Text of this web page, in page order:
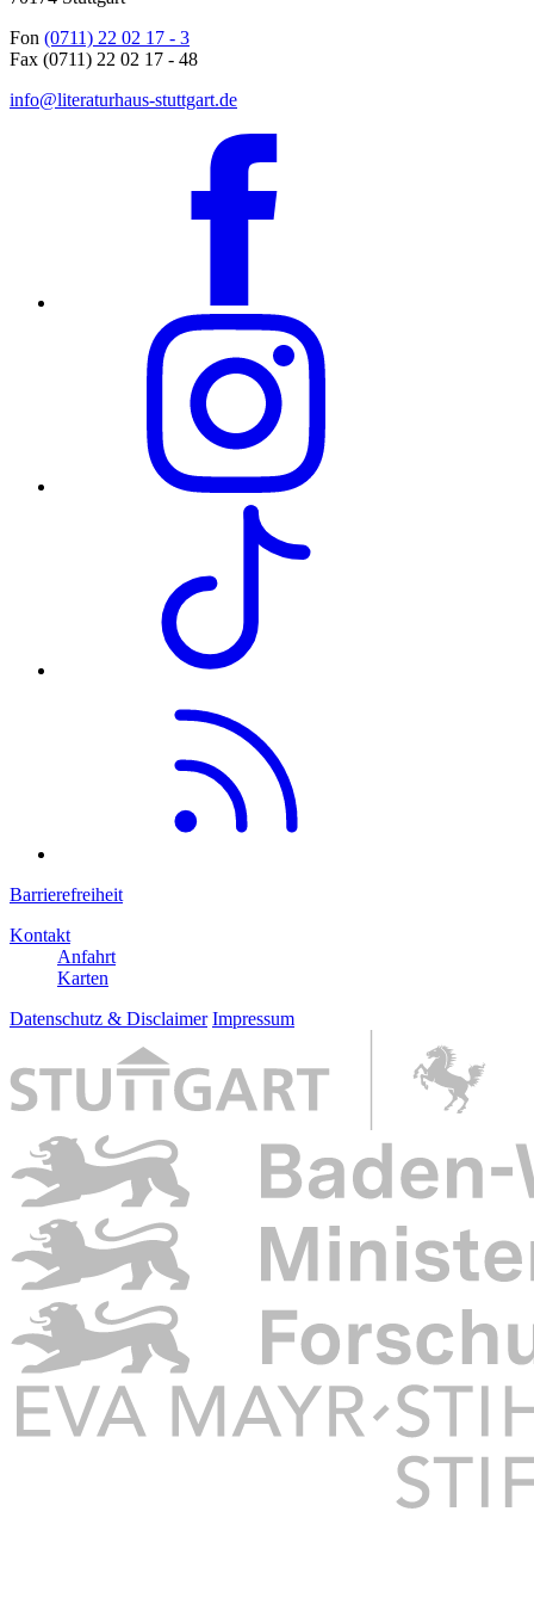
Fon (0711) 22 02 17 - 3
Fax (0711) 22 02 17 - 48
info@literaturhaus-stuttgart.de
Barrierefreiheit
Kontakt
Anfahrt
Karten
Datenschutz & Disclaimer Impressum